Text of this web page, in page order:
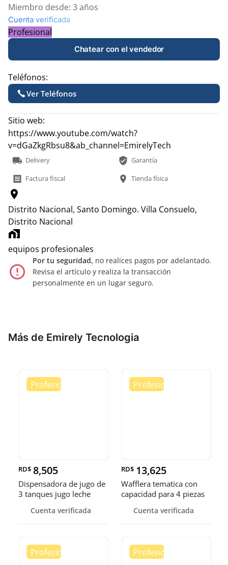
Miembro desde: 3 años
Cuenta verificada
Profesional
Chatear con el vendedor
Teléfonos:
Ver Teléfonos
Sitio web:
https://www.youtube.com/watch?
v=dGaZkgRbsu8&ab_channel=EmirelyTech
local_shipping Delivery verified_user Garantía
receipt Factura fiscal location_on Tienda física
location_on
Distrito Nacional, Santo Domingo. Villa Consuelo,
Distrito Nacional
home_work
equipos profesionales
error_outline
Por tu seguridad, no realices pagos por adelantado.
Revisa el artículo y realiza la transacción
personalmente en un lugar seguro.
Más de Emirely Tecnologia
RD$ 8,505
Dispensadora de jugo de
3 tanques jugo leche
Cuenta verificada
RD$ 13,625
Wafflera tematica con
capacidad para 4 piezas
Cuenta verificada